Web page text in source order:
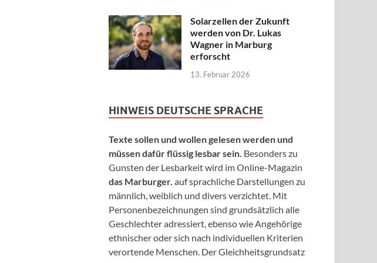
Solarzellen der Zukunft
werden von Dr. Lukas
Wagner in Marburg
erforscht
13. Februar 2026
HINWEIS DEUTSCHE SPRACHE
Texte sollen und wollen gelesen werden und
müssen dafür flüssig lesbar sein. Besonders zu
Gunsten der Lesbarkeit wird im Online-Magazin
das Marburger. auf sprachliche Darstellungen zu
männlich, weiblich und divers verzichtet. Mit
Personenbezeichnungen sind grundsätzlich alle
Geschlechter adressiert, ebenso wie Angehörige
ethnischer oder sich nach individuellen Kriterien
verortende Menschen. Der Gleichheitsgrundsatz